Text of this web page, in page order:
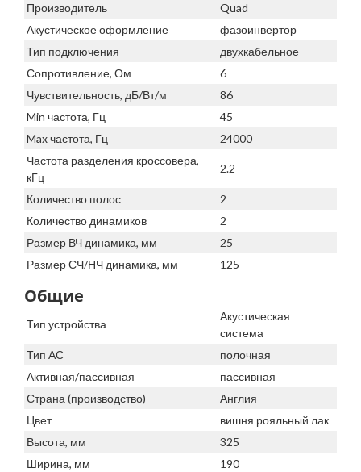
Производитель
Quad
Акустическое оформление
фазоинвертор
Тип подключения
двухкабельное
Сопротивление, Ом
6
Чувствительность, дБ/Вт/м
86
Min частота, Гц
45
Max частота, Гц
24000
Частота разделения кроссовера,
кГц
2.2
Количество полос
2
Количество динамиков
2
Размер ВЧ динамика, мм
25
Размер СЧ/НЧ динамика, мм
125
Общие
Тип устройства
Акустическая
система
Тип АС
полочная
Активная/пассивная
пассивная
Страна (производство)
Англия
Цвет
вишня рояльный лак
Высота, мм
325
Ширина, мм
190